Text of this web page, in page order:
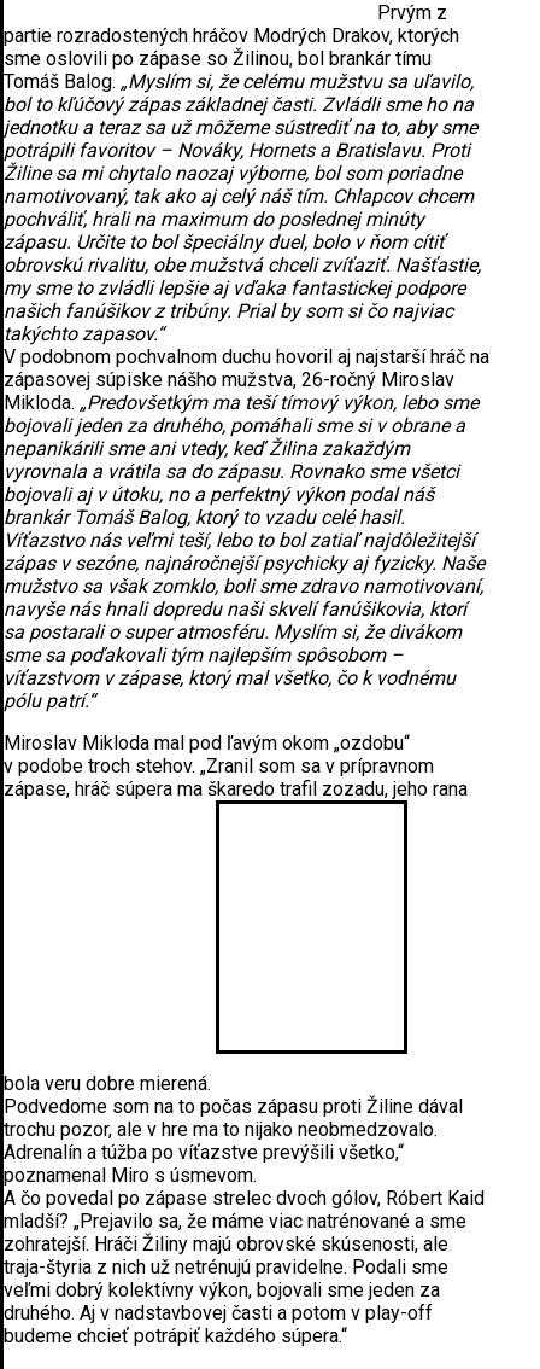
Prvým z
partie rozradostených hráčov Modrých Drakov, ktorých
sme oslovili po zápase so Žilinou, bol brankár tímu
Tomáš Balog. „Myslím si, že celému mužstvu sa uľavilo,
bol to kľúčový zápas základnej časti. Zvládli sme ho na
jednotku a teraz sa už môžeme sústrediť na to, aby sme
potrápili favoritov – Nováky, Hornets a Bratislavu. Proti
Žiline sa mi chytalo naozaj výborne, bol som poriadne
namotivovaný, tak ako aj celý náš tím. Chlapcov chcem
pochváliť, hrali na maximum do poslednej minúty
zápasu. Určite to bol špeciálny duel, bolo v ňom cítiť
obrovskú rivalitu, obe mužstvá chceli zvíťaziť. Našťastie,
my sme to zvládli lepšie aj vďaka fantastickej podpore
našich fanúšikov z tribúny. Prial by som si čo najviac
takýchto zapasov.“
V podobnom pochvalnom duchu hovoril aj najstarší hráč na
zápasovej súpiske nášho mužstva, 26-ročný Miroslav
Mikloda. „Predovšetkým ma teší tímový výkon, lebo sme
bojovali jeden za druhého, pomáhali sme si v obrane a
nepanikárili sme ani vtedy, keď Žilina zakaždým
vyrovnala a vrátila sa do zápasu. Rovnako sme všetci
bojovali aj v útoku, no a perfektný výkon podal náš
brankár Tomáš Balog, ktorý to vzadu celé hasil.
Víťazstvo nás veľmi teší, lebo to bol zatiaľ najdôležitejší
zápas v sezóne, najnáročnejší psychicky aj fyzicky. Naše
mužstvo sa však zomklo, boli sme zdravo namotivovaní,
navyše nás hnali dopredu naši skvelí fanúšikovia, ktorí
sa postarali o super atmosféru. Myslím si, že divákom
sme sa poďakovali tým najlepším spôsobom –
víťazstvom v zápase, ktorý mal všetko, čo k vodnému
pólu patrí.“
Miroslav Mikloda mal pod ľavým okom „ozdobu“
v podobe troch stehov. „Zranil som sa v prípravnom
zápase, hráč súpera ma škaredo trafil zozadu, jeho rana
bola veru dobre mierená.
Podvedome som na to počas zápasu proti Žiline dával
trochu pozor, ale v hre ma to nijako neobmedzovalo.
Adrenalín a túžba po víťazstve prevýšili všetko,“
poznamenal Miro s úsmevom.
A čo povedal po zápase strelec dvoch gólov, Róbert Kaid
mladší? „Prejavilo sa, že máme viac natrénované a sme
zohratejší. Hráči Žiliny majú obrovské skúsenosti, ale
traja-štyria z nich už netrénujú pravidelne. Podali sme
veľmi dobrý kolektívny výkon, bojovali sme jeden za
druhého. Aj v nadstavbovej časti a potom v play-off
budeme chcieť potrápiť každého súpera.“